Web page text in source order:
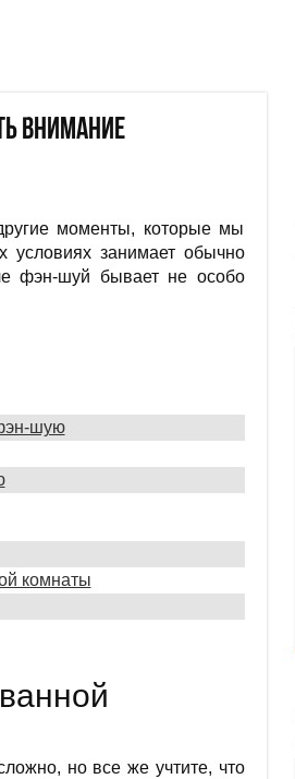
внимание
моменты, которые мы
занимает обычно
фэн-шуй бывает не особо
шую
комнаты
но все же учтите, что